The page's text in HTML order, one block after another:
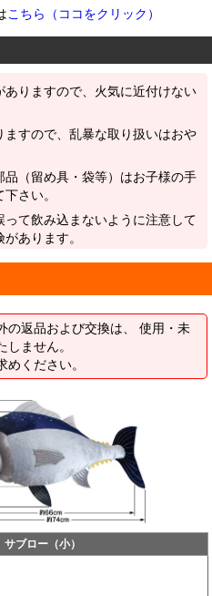
こちら（ココをクリック）
りますので、火気に近付けない
ますので、乱暴な取り扱いはおや
（留め具・袋等）はお子様の手
さい。
て飲み込まないように注意して
あります。
の返品および交換は、 使用・未
ません。
ください。
サブロー（小）